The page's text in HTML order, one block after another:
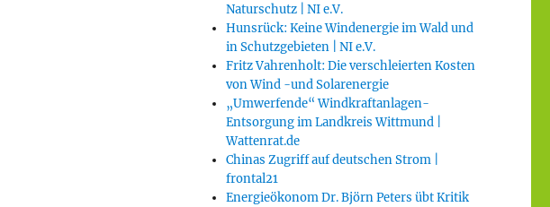
Naturschutz | NI e.V.
Hunsrück: Keine Windenergie im Wald und
in Schutzgebieten | NI e.V.
Fritz Vahrenholt: Die verschleierten Kosten
von Wind -und Solarenergie
„Umwerfende“ Windkraftanlagen-
Entsorgung im Landkreis Wittmund |
Wattenrat.de
Chinas Zugriff auf deutschen Strom |
frontal21
Energieökonom Dr. Björn Peters übt Kritik